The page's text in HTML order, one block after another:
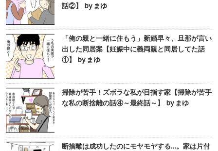
話②】 by まゆ
「俺の親と一緒に住もう」新婚早々、旦那が言い
出した同居案【妊娠中に義両親と同居してた話
①】 by まゆ
掃除が苦手！ズボラな私が目指す家【掃除が苦手
な私の断捨離の話④～最終話～】 by まゆ
断捨離は成功したのにモヤモヤする…。家は片付